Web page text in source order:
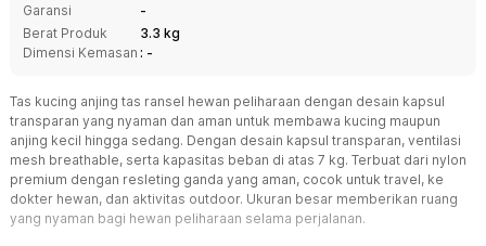
Garansi
-
Berat Produk
3.3 kg
Dimensi Kemasan : -
Tas kucing anjing tas ransel hewan peliharaan dengan desain kapsul
transparan yang nyaman dan aman untuk membawa kucing maupun
anjing kecil hingga sedang. Dengan desain kapsul transparan, ventilasi
mesh breathable, serta kapasitas beban di atas 7 kg. Terbuat dari nylon
premium dengan resleting ganda yang aman, cocok untuk travel, ke
dokter hewan, dan aktivitas outdoor. Ukuran besar memberikan ruang
yang nyaman bagi hewan peliharaan selama perjalanan.